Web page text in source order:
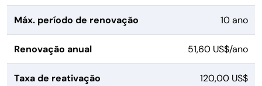
Máx. período de renovação 10 ano
Renovação anual 51,60 US$/ano
Taxa de reativação 120,00 US$